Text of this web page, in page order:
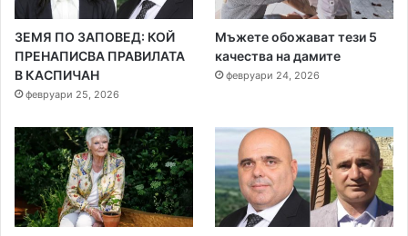
ЗЕМЯ ПО ЗАПОВЕД: КОЙ
ПРЕНАПИСВА ПРАВИЛАТА
В КАСПИЧАН
февруари 25, 2026
Мъжете обожават тези 5
качества на дамите
февруари 24, 2026